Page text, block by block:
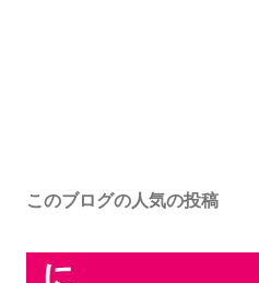
このブログの人気の投稿